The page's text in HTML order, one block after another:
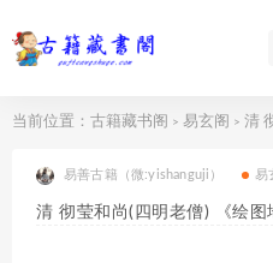
当前位置： 古籍藏书阁 > 易玄阁 > 清 彻
易善古籍（微:yishanguji） 易
清 彻莹和尚(四明老僧) 《绘